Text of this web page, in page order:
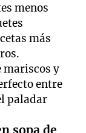
menos
más
mariscos y
entre
paladar
sopa de